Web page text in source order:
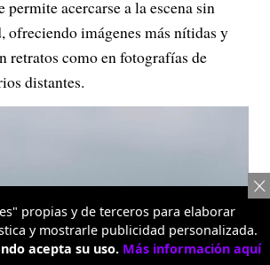
permite acercarse a la escena sin
ofreciendo imágenes más nítidas y
retratos como en fotografías de
distantes.
propias y de terceros para elaborar
y mostrarle publicidad personalizada.
acepta su uso. Más información aquí